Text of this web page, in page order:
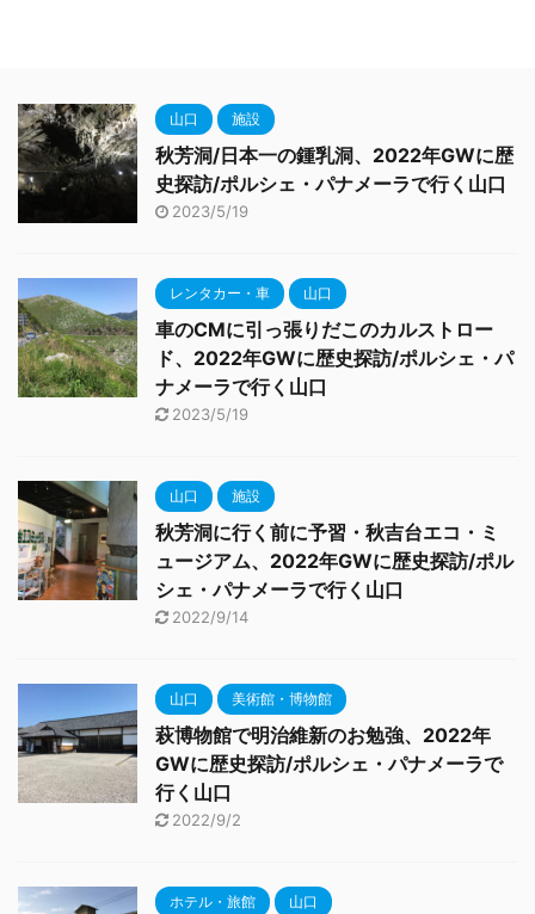
山口 施設
秋芳洞/日本一の鍾乳洞、2022年GWに歴
史探訪/ポルシェ・パナメーラで行く山口
2023/5/19
レンタカー・車 山口
車のCMに引っ張りだこのカルストロー
ド、2022年GWに歴史探訪/ポルシェ・パ
ナメーラで行く山口
2023/5/19
山口 施設
秋芳洞に行く前に予習・秋吉台エコ・ミ
ュージアム、2022年GWに歴史探訪/ポル
シェ・パナメーラで行く山口
2022/9/14
山口 美術館・博物館
萩博物館で明治維新のお勉強、2022年
GWに歴史探訪/ポルシェ・パナメーラで
行く山口
2022/9/2
ホテル・旅館 山口